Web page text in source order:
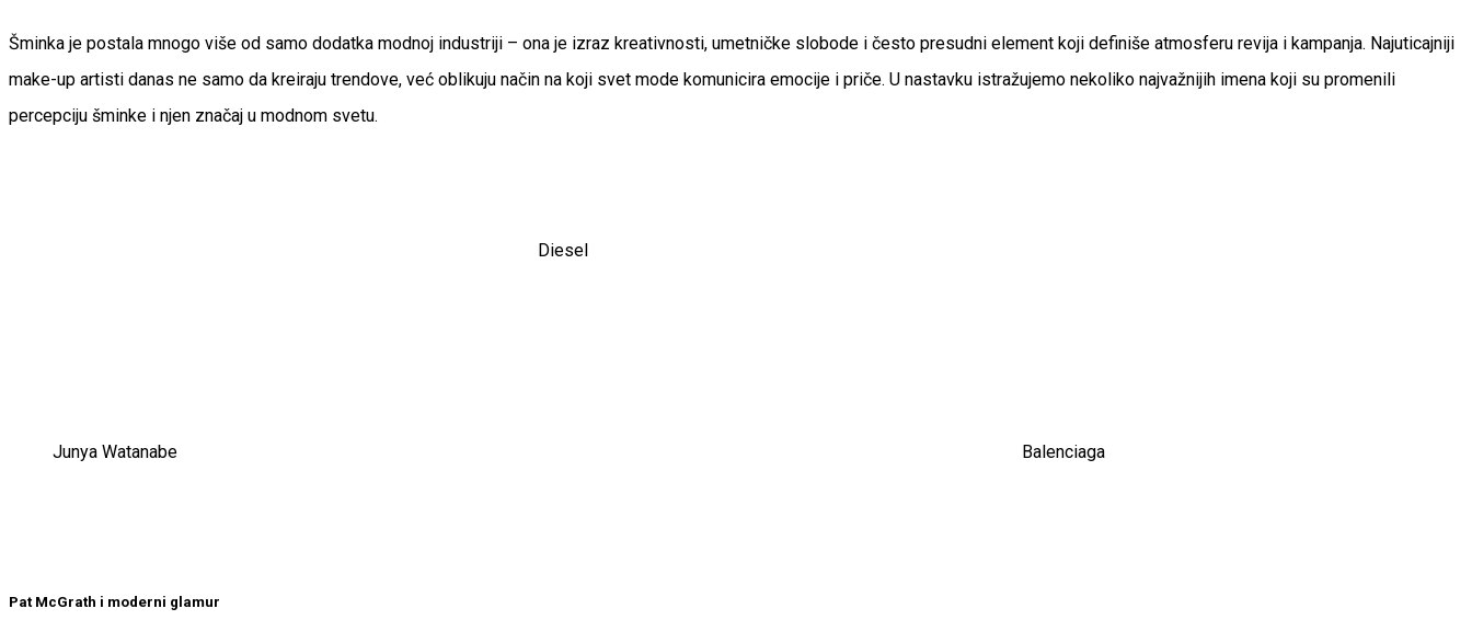
Šminka je postala mnogo više od samo dodatka modnoj industriji – ona je izraz kreativnosti, umetničke slobode i često presudni element koji definiše atmosferu revija i kampanja. Najuticajniji
make-up artisti danas ne samo da kreiraju trendove, već oblikuju način na koji svet mode komunicira emocije i priče. U nastavku istražujemo nekoliko najvažnijih imena koji su promenili
percepciju šminke i njen značaj u modnom svetu.
Junya Watanabe
Diesel
Balenciaga
Pat McGrath i moderni glamur